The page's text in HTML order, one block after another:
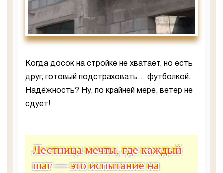
Когда досок на стройке не хватает, но есть
друг, готовый подстраховать… футболкой.
Надёжность? Ну, по крайней мере, ветер не
сдует!
Лестница мечты, где каждый
шаг — это испытание на